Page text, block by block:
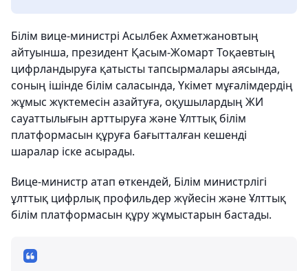
Білім вице-министрі Асылбек Ахметжановтың
айтуынша, президент Қасым-Жомарт Тоқаевтың
цифрландыруға қатысты тапсырмалары аясында,
соның ішінде білім саласында, Үкімет мұғалімдердің
жұмыс жүктемесін азайтуға, оқушылардың ЖИ
сауаттылығын арттыруға және Ұлттық білім
платформасын құруға бағытталған кешенді
шаралар іске асырады.
Вице-министр атап өткендей, Білім министрлігі
ұлттық цифрлық профильдер жүйесін және Ұлттық
білім платформасын құру жұмыстарын бастады.